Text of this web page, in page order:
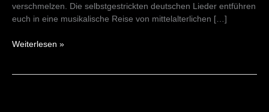
verschmelzen. Die selbstgestrickten deutschen Lieder entführen
euch in eine musikalische Reise von mittelalterlichen […]
Weiterlesen »